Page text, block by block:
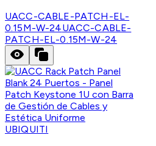
UACC-CABLE-PATCH-EL-
0.15M-W-24UACC-CABLE-
PATCH-EL-0.15M-W-24
UBIQUITI